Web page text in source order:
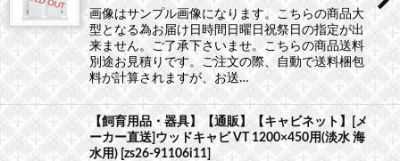
画像はサンプル画像になります。こちらの商品大
型となる為お届け日時間日曜日祝祭日の指定が出
来ません。ご了承下さいませ。こちらの商品送料
別途お見積りです。ご注文の際、自動で送料梱包
料が計算されますが、お送…
【飼育用品・器具】【通販】【キャビネット】[メ
ーカー直送]ウッドキャビ VT 1200×450用(淡水 海
水用) [zs26-91106i11]